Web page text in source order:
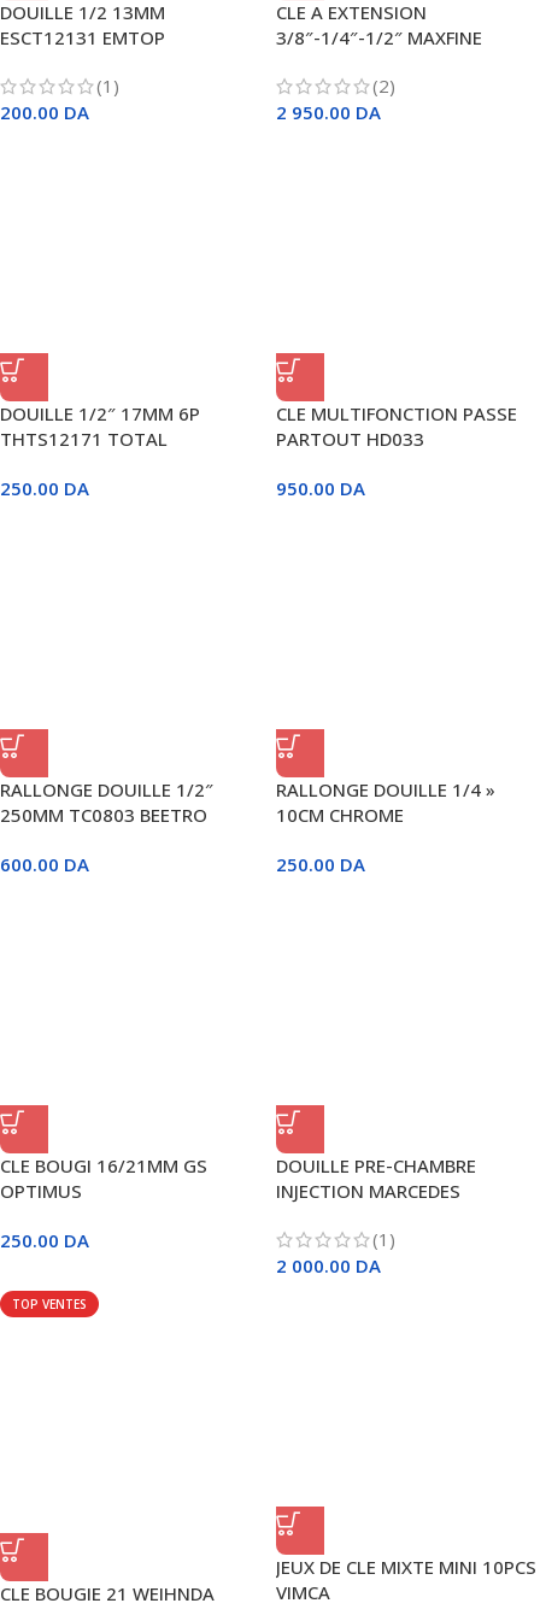
DOUILLE 1/2 13MM
ESCT12131 EMTOP
(1)
200.00 DA
CLE A EXTENSION
3/8″-1/4″-1/2″ MAXFINE
(2)
2 950.00 DA
DOUILLE 1/2″ 17MM 6P
THTS12171 TOTAL
250.00 DA
CLE MULTIFONCTION PASSE
PARTOUT HD033
950.00 DA
RALLONGE DOUILLE 1/2″
250MM TC0803 BEETRO
600.00 DA
RALLONGE DOUILLE 1/4 »
10CM CHROME
250.00 DA
CLE BOUGI 16/21MM GS
OPTIMUS
250.00 DA
DOUILLE PRE-CHAMBRE
INJECTION MARCEDES
(1)
2 000.00 DA
TOP VENTES
CLE BOUGIE 21 WEIHNDA
JEUX DE CLE MIXTE MINI 10PCS
VIMCA